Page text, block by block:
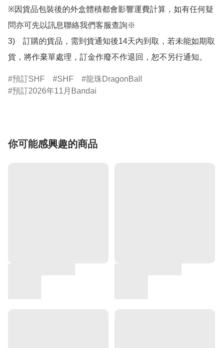
※因貨品包裝後的外盒體積都會影響運費計算，如有任何疑
問亦可先以訊息聯絡我們客服查詢※
3)　訂購的貨品，需到貨通知後14天內到取，若未能如期取
貨，將作棄單處理，訂金作廢不作退回，恕不另行通知。
預訂SHF SHF
龍珠DragonBall
預訂2026年11月Bandai
你可能感興趣的商品